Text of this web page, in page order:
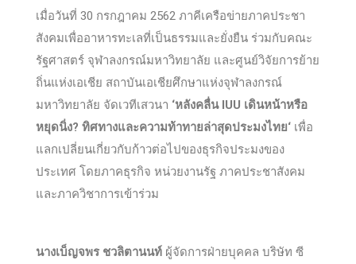
เมื่อวันที่ 30 กรกฎาคม 2562 ภาคีเครือข่ายภาคประชา
สังคมเพื่ออาหารทะเลที่เป็นธรรมและยั่งยืน ร่วมกับคณะ
รัฐศาสตร์ จุฬาลงกรณ์มหาวิทยาลัย และศูนย์วิจัยการย้าย
ถิ่นแห่งเอเชีย สถาบันเอเชียศึกษาแห่งจุฬาลงกรณ์
มหาวิทยาลัย จัดเวทีเสวนา ‘หลังคลื่น IUU เดินหน้าหรือ
หยุดนิ่ง? ทิศทางและความท้าทายล่าสุดประมงไทย‘ เพื่อ
แลกเปลี่ยนเกี่ยวกับก้าวต่อไปของธุรกิจประมงของ
ประเทศ โดยภาคธุรกิจ หน่วยงานรัฐ ภาคประชาสังคม
และภาควิชาการเข้าร่วม
นางเบ็ญจพร ชวลิตานนท์ ผู้จัดการฝ่ายบุคคล บริษัท ซี